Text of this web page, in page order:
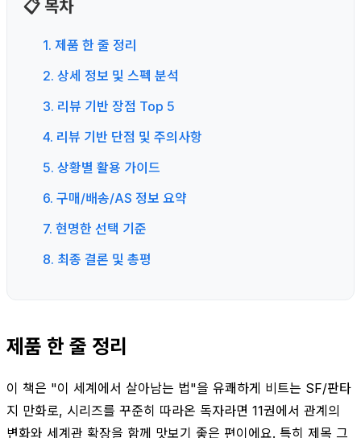
📋 목차
1. 제품 한 줄 정리
2. 상세 정보 및 스펙 분석
3. 리뷰 기반 장점 Top 5
4. 리뷰 기반 단점 및 주의사항
5. 상황별 활용 가이드
6. 구매/배송/AS 정보 요약
7. 현명한 선택 기준
8. 최종 결론 및 총평
제품 한 줄 정리
이 책은 "이 세계에서 살아남는 법"을 유쾌하게 비트는 SF/판타
지 만화로, 시리즈를 꾸준히 따라온 독자라면 11권에서 관계의
변화와 세계관 확장을 함께 맛보기 좋은 편이에요. 특히 제목 그